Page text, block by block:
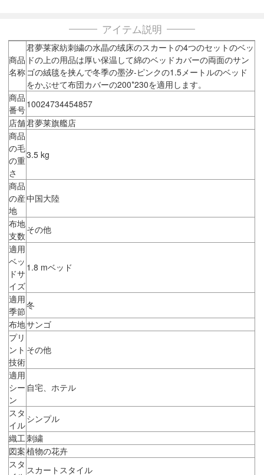
アイテム説明
商品
名称
君夢莱家紡刺繍の水晶の绒床のスカートの4つのセットのベッ
ドの上の用品は厚い保温して綿のベッドカバーの両面のサン
ゴの絨毯を挟んで冬季の墨汐-ピンクの1.5メートルのベッド
をかぶせて布団カバーの200*230を適用します。
商品
番号10024734454857
店舗君夢莱旗艦店
商品
の毛
の重
さ
3.5 kg
商品
の産
地
中国大陸
布地
支数
その他
適用
ベッ
ドサ
イズ
1.8 mベッド
適用
季節
冬
布地サンゴ
プリ
ント
技術
その他
適用
シー
ン
自宅、ホテル
スタ
イル
シンプル
織工刺繍
図案植物の花卉
スタ スカートスタイル